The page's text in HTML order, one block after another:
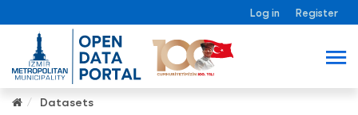
Log in Register
Datasets